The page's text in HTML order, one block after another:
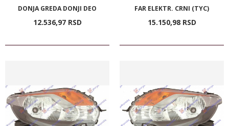
DONJA GREDA DONJI DEO
12.536,97 RSD
FAR ELEKTR. CRNI (TYC)
15.150,98 RSD